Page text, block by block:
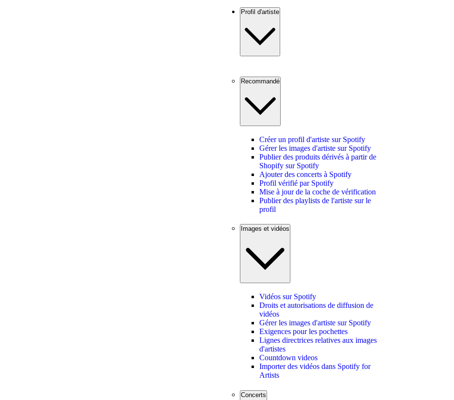
Profil d'artiste
Recommandé
Créer un profil d'artiste sur Spotify
Gérer les images d'artiste sur Spotify
Publier des produits dérivés à partir de
Shopify sur Spotify
Ajouter des concerts à Spotify
Profil vérifié par Spotify
Mise à jour de la coche de vérification
Publier des playlists de l'artiste sur le
profil
Images et vidéos
Vidéos sur Spotify
Droits et autorisations de diffusion de
vidéos
Gérer les images d'artiste sur Spotify
Exigences pour les pochettes
Lignes directrices relatives aux images
d'artistes
Countdown videos
Importer des vidéos dans Spotify for
Artists
Concerts